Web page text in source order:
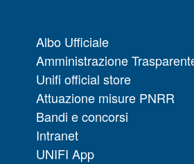
Albo Ufficiale
Amministrazione
Unifi official store
Attuazione misure PNRR
Bandi e concorsi
Intranet
UNIFI App